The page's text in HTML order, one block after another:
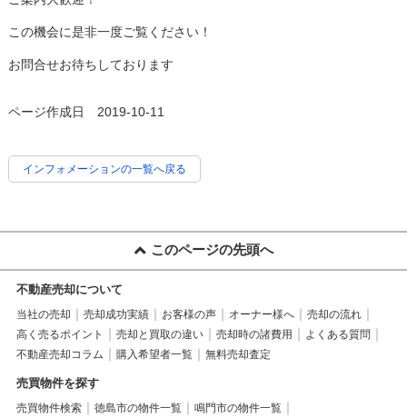
この機会に是非一度ご覧ください！
お問合せお待ちしております
ページ作成日 2019-10-11
インフォメーションの一覧へ戻る
このページの先頭へ
不動産売却について
当社の売却 売却成功実績 お客様の声 オーナー様へ
売却の流れ
高く売るポイント
売却と買取の違い 売却時の諸費用
よくある質問
不動産売却コラム
購入希望者一覧 無料売却査定
売買物件を探す
売買物件検索 徳島市の物件一覧
鳴門市の物件一覧